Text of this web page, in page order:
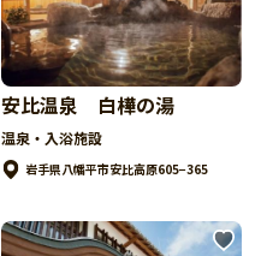
安比温泉 白樺の湯
温泉・入浴施設
岩手県八幡平市安比高原605−365